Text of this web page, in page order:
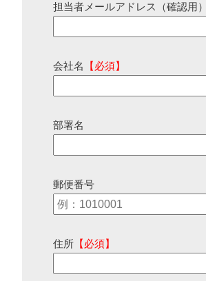
担当者メールアドレス（確認用）
会社名 【必須】
部署名
郵便番号
住所 【必須】